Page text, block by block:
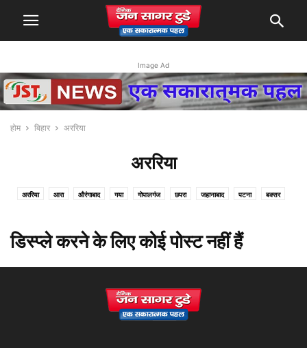
Image Ad
होम बिहार अररिया
अररिया
अररिया आरा औरंगाबाद गया गोपालगंज छपरा जहानाबाद पटना बक्सर
डिस्प्ले करने के लिए कोई पोस्ट नहीं हैं